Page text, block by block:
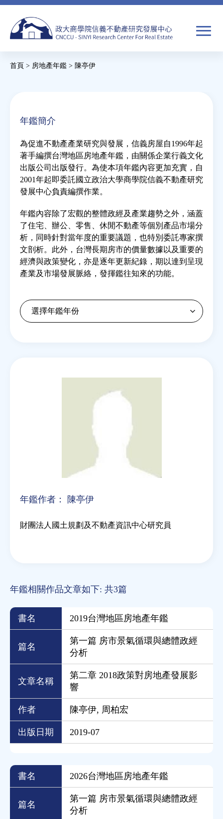
Jump
navigation
表
搜
焦點新聞
教育推廣
房市分析
研究獎勵
房地產年鑑
電子報
這
首頁 > 房地產年鑑 > 陳亭伊
年鑑簡介
為促進不動產產業研究與發展，信義房屋自1996年起
著手編撰台灣地區房地產年鑑，由關係企業行義文化
出版公司出版發行。為使本項年鑑內容更加充實，自
2001年起即委託國立政治大學商學院信義不動產研究
發展中心負責編撰作業。
年鑑內容除了宏觀的整體政經及產業趨勢之外，涵蓋
了住宅、辦公、零售、休閒不動產等個別產品市場分
析，同時針對當年度的重要議題，也特別委託專家撰
文剖析。此外，台灣長期房市的價量數據以及重要的
經濟與政策變化，亦是逐年更新紀錄，期以達到呈現
產業及市場發展脈絡，發揮鑑往知來的功能。
年鑑作者： 陳亭伊
財團法人國土規劃及不動產資訊中心研究員
年鑑相關作品文章如下: 共3篇
書名 2019台灣地區房地產年鑑
篇名
第一篇 房市景氣循環與總體政經
分析
文章名稱
第二章 2018政策對房地產發展影
響
作者 陳亭伊, 周柏宏
出版日期 2019-07
書名 2026台灣地區房地產年鑑
篇名
第一篇 房市景氣循環與總體政經
分析